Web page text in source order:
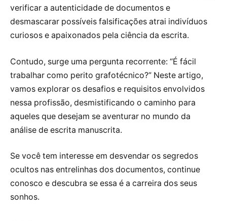
verificar a autenticidade de documentos e
desmascarar possíveis falsificações atrai indivíduos
curiosos e apaixonados pela ciência da escrita.
Contudo, surge uma pergunta recorrente: “É fácil
trabalhar como perito grafotécnico?” Neste artigo,
vamos explorar os desafios e requisitos envolvidos
nessa profissão, desmistificando o caminho para
aqueles que desejam se aventurar no mundo da
análise de escrita manuscrita.
Se você tem interesse em desvendar os segredos
ocultos nas entrelinhas dos documentos, continue
conosco e descubra se essa é a carreira dos seus
sonhos.